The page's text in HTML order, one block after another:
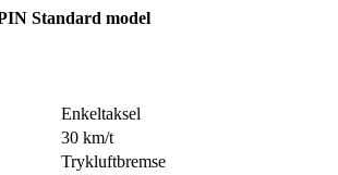
Standard model
Enkeltaksel
30 km/t
Trykluftbremse